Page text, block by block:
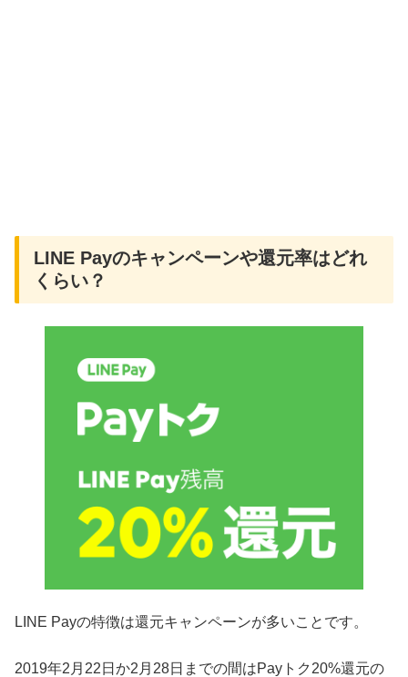
LINE Payのキャンペーンや還元率はどれ
くらい？
LINE Payの特徴は還元キャンペーンが多いことです。
2019年2月22日か2月28日までの間はPayトク20%還元の